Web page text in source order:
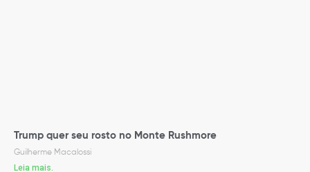
Trump quer seu rosto no Monte Rushmore
Guilherme Macalossi
Leia mais.